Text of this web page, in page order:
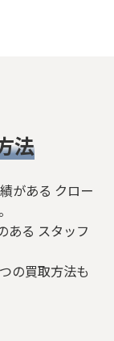
法
がある クロー
ある スタッフ
の買取方法も